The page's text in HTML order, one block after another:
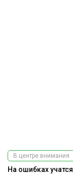
В центре внимания
На ошибках